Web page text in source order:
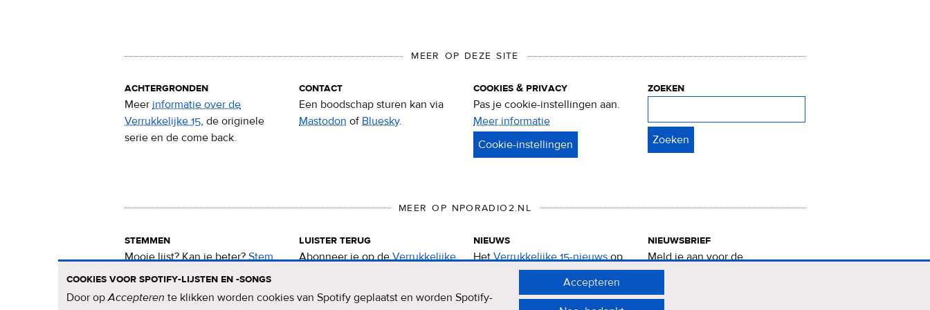
MEER OP DEZE SITE
achtergronden
Meer informatie over de
Verrukkelijke 15, de originele
serie en de come back.
contact
Een boodschap sturen kan via
Mastodon ofBluesky.
cookies & privacy
Pas je cookie-instellingen aan.
Meer informatie
&
zoeken
MEER OP NPORADIO2.NL
stemmen
Mooie lijst? Kan ie beter?Stem
nu voor de Verrukkelijke 15.
luister terug
Abonneer je op deVerrukkelijke
nieuws
HetVerrukkelijke 15-nieuwsop
de NPO Radio 2-website.
nieuwsbrief
Meld je aan voor de
Verrukkelijke 15-nieuwsbrief
cookies voor spotify-lijsten en -songs
Door opAccepteren te klikken worden cookies van Spotify geplaatst en worden Spotify-
Accepteren